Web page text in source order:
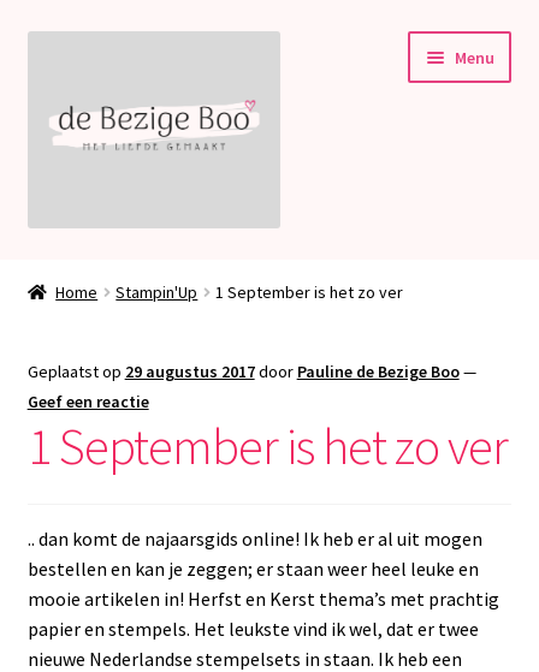
navigatie
inhoud
Menu
Blog
Contact
Home Stampin'Up 1 September is het zo ver
Geplaatst op 29 augustus 2017door Pauline de Bezige Boo—
Geef een reactie
1 September is het zo ver
.. dan komt de najaarsgids online! Ik heb er al uit mogen
bestellen en kan je zeggen; er staan weer heel leuke en
mooie artikelen in! Herfst en Kerst thema’s met prachtig
papier en stempels. Het leukste vind ik wel, dat er twee
nieuwe Nederlandse stempelsets in staan. Ik heb een